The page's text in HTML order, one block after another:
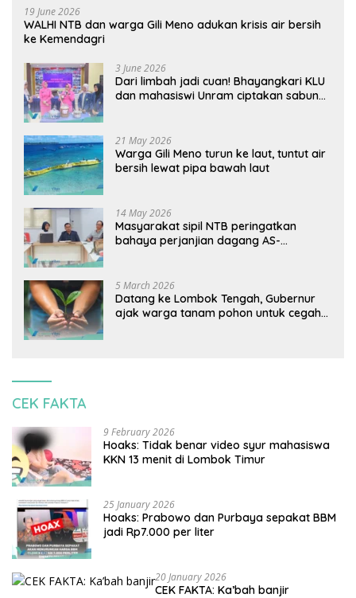
19 June 2026
WALHI NTB dan warga Gili Meno adukan krisis air bersih
ke Kemendagri
3 June 2026
Dari limbah jadi cuan! Bhayangkari KLU
dan mahasiswi Unram ciptakan sabun
21 May 2026
Warga Gili Meno turun ke laut, tuntut air
bersih lewat pipa bawah laut
14 May 2026
Masyarakat sipil NTB peringatkan
bahaya perjanjian dagang AS-
5 March 2026
Datang ke Lombok Tengah, Gubernur
ajak warga tanam pohon untuk cegah
CEK FAKTA
9 February 2026
Hoaks: Tidak benar video syur mahasiswa
KKN 13 menit di Lombok Timur
25 January 2026
Hoaks: Prabowo dan Purbaya sepakat BBM
jadi Rp7.000 per liter
20 January 2026
CEK FAKTA: Ka’bah banjir